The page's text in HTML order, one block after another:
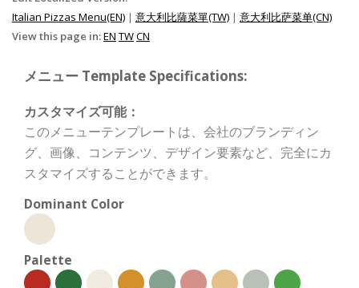
Italian Pizzas Menu(EN) | 意大利比薩菜單(TW) | 意大利比萨菜单(CN)
View this page in:EN TWCN
メニュー Template Specifications:
カスタマイズ可能：
このメニューテンプレートは、会社のブランディン
グ、画像、コンテンツ、デザイン要素など、完全にカ
スタマイズすることができます。
Dominant Color
Palette